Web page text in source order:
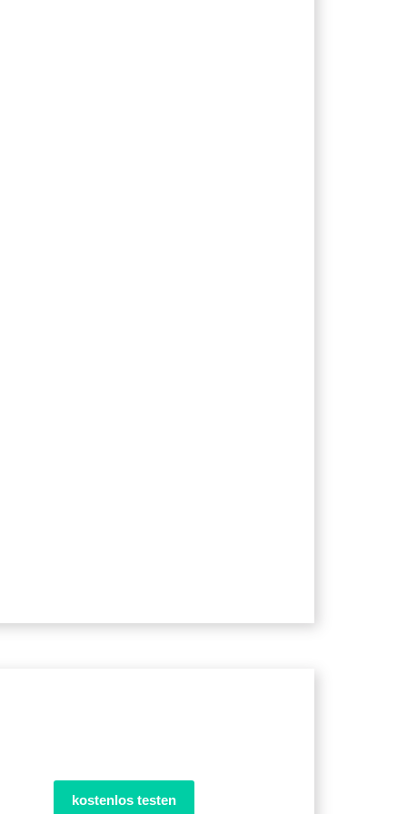
kostenlos testen